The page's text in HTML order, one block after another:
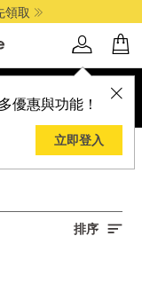
領取
優惠與功能！
立即登入
排序